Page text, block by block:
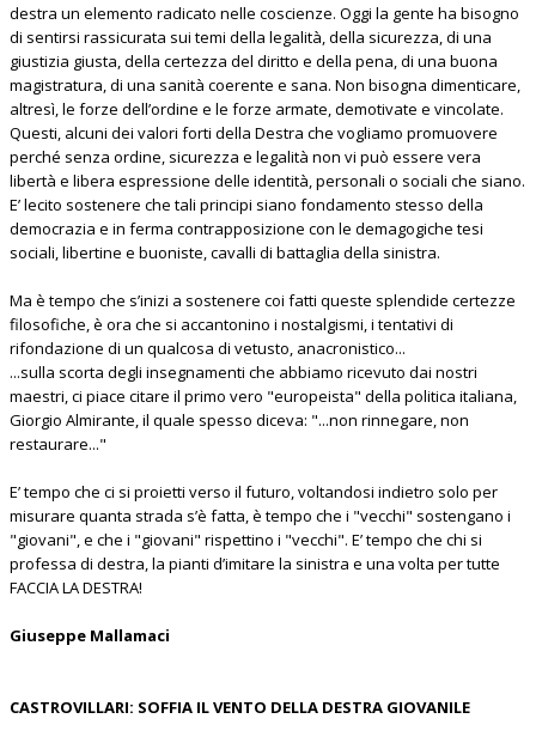
destra un elemento radicato nelle coscienze. Oggi la gente ha bisogno
di sentirsi rassicurata sui temi della legalità, della sicurezza, di una
giustizia giusta, della certezza del diritto e della pena, di una buona
magistratura, di una sanità coerente e sana. Non bisogna dimenticare,
altresì, le forze dell’ordine e le forze armate, demotivate e vincolate.
Questi, alcuni dei valori forti della Destra che vogliamo promuovere
perché senza ordine, sicurezza e legalità non vi può essere vera
libertà e libera espressione delle identità, personali o sociali che siano.
E’ lecito sostenere che tali principi siano fondamento stesso della
democrazia e in ferma contrapposizione con le demagogiche tesi
sociali, libertine e buoniste, cavalli di battaglia della sinistra.
Ma è tempo che s’inizi a sostenere coi fatti queste splendide certezze
filosofiche, è ora che si accantonino i nostalgismi, i tentativi di
rifondazione di un qualcosa di vetusto, anacronistico...
...sulla scorta degli insegnamenti che abbiamo ricevuto dai nostri
maestri, ci piace citare il primo vero "europeista" della politica italiana,
Giorgio Almirante, il quale spesso diceva: "...non rinnegare, non
restaurare..."
E’ tempo che ci si proietti verso il futuro, voltandosi indietro solo per
misurare quanta strada s’è fatta, è tempo che i "vecchi" sostengano i
"giovani", e che i "giovani" rispettino i "vecchi". E’ tempo che chi si
professa di destra, la pianti d’imitare la sinistra e una volta per tutte
FACCIA LA DESTRA!
Giuseppe Mallamaci
CASTROVILLARI: SOFFIA IL VENTO DELLA DESTRA GIOVANILE